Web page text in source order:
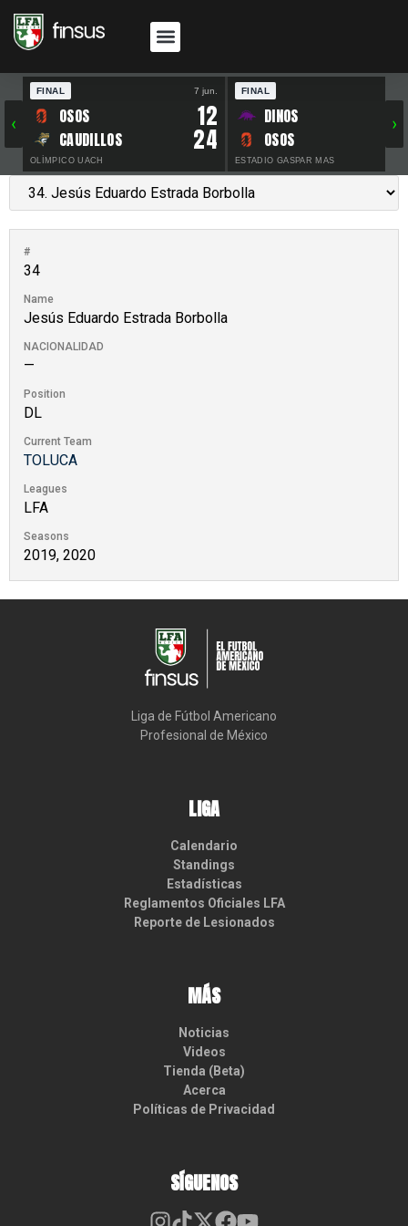
‹
FINAL 7 jun.
OSOS 12
CAUDILLOS 24
OLÍMPICO UACH
FINAL
DINOS
OSOS
ESTADIO GASPAR MAS
›
#
34
Name
Jesús Eduardo Estrada Borbolla
NACIONALIDAD
—
Position
DL
Current Team
TOLUCA
Leagues
LFA
Seasons
2019, 2020
Liga de Fútbol Americano
Profesional de México
LIGA
Calendario
Standings
Estadísticas
Reglamentos Oficiales LFA
Reporte de Lesionados
MÁS
Noticias
Videos
Tienda (Beta)
Acerca
Políticas de Privacidad
SÍGUENOS